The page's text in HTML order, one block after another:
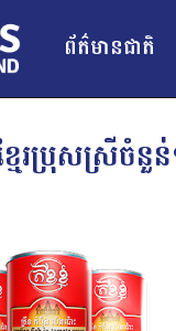
ព័ត៌មានជាតិ
ែរប្រុសស្រីចំ